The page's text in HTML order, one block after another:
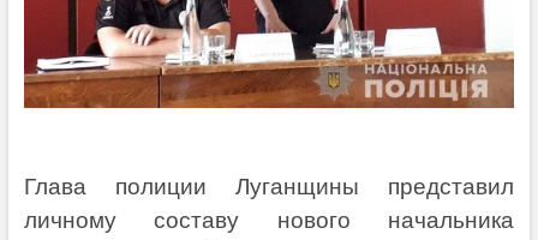
Глава полиции Луганщины представил
личному составу нового начальника